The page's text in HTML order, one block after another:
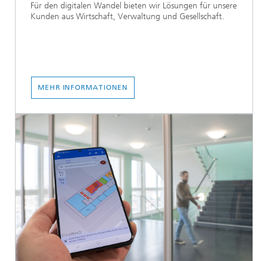
Für den digitalen Wandel bieten wir Lösungen für unsere
Kunden aus Wirtschaft, Verwaltung und Gesellschaft.
MEHR INFORMATIONEN